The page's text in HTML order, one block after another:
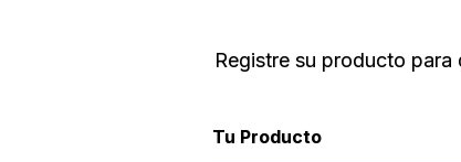
Registre su producto
Registration Form
Tu Producto